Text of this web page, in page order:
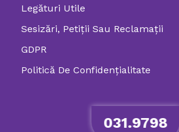
Legături Utile
Sesizări, Petiţii Sau Reclamații
GDPR
Politică De Confidenţialitate
031.9798